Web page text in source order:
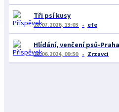
Tři psí kusy
28.07.2026, 13:03 efe
Hlídání, venčení psů-
28.06.2024, 09:50 Zrzavci